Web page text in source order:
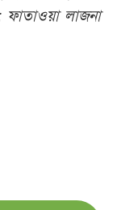
ফাতাওয়া লাজনা